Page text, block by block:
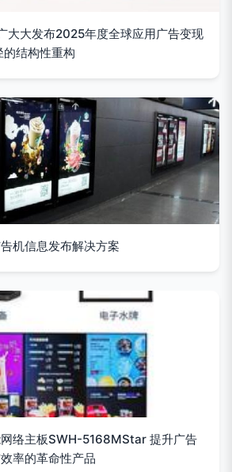
大大发布2025年度全球应用广告变现
结构性重构
机信息发布解决方案
络主板SWH-5168MStar 提升广告
率的革命性产品